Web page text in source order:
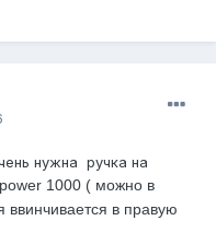
нужна ручка на
1000 ( можно в
ввинчивается в правую